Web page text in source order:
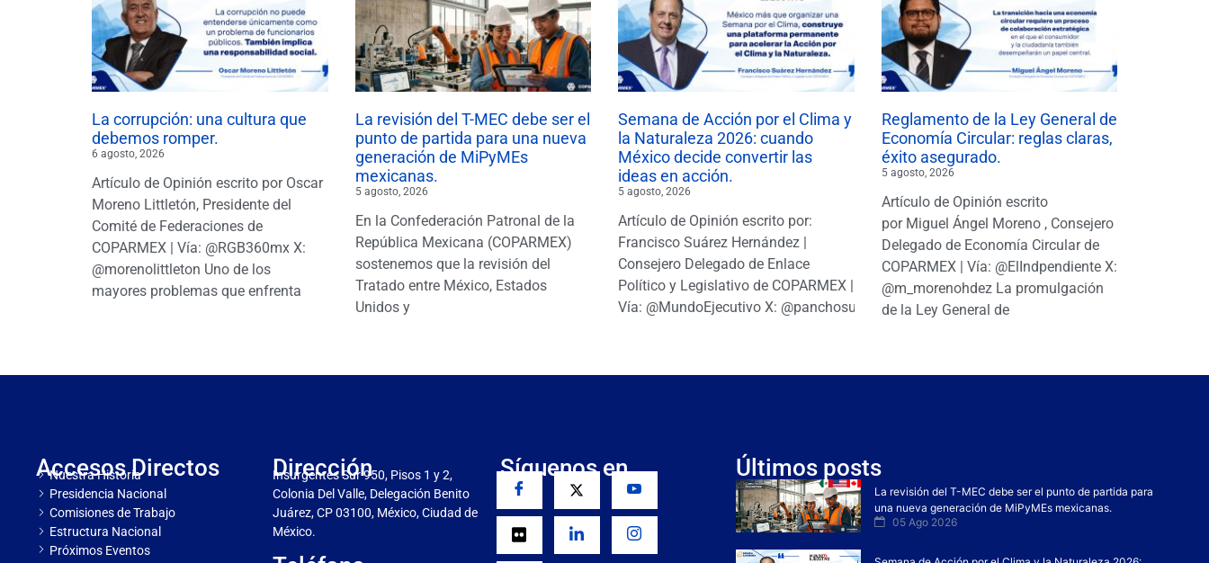
La corrupción: una cultura que
debemos romper.
6 agosto, 2026
Artículo de Opinión escrito por Oscar
Moreno Littletón, Presidente del
Comité de Federaciones de
COPARMEX | Vía: @RGB360mx X:
@morenolittleton Uno de los
mayores problemas que enfrenta
La revisión del T-MEC debe ser el
punto de partida para una nueva
generación de MiPyMEs
mexicanas.
5 agosto, 2026
En la Confederación Patronal de la
República Mexicana (COPARMEX)
sostenemos que la revisión del
Tratado entre México, Estados
Unidos y
Semana de Acción por el Clima y
la Naturaleza 2026: cuando
México decide convertir las
ideas en acción.
5 agosto, 2026
Artículo de Opinión escrito por:
Francisco Suárez Hernández |
Consejero Delegado de Enlace
Político y Legislativo de COPARMEX |
Vía: @MundoEjecutivo X: @panchosuarezh
Reglamento de la Ley General de
Economía Circular: reglas claras,
éxito asegurado.
5 agosto, 2026
Artículo de Opinión escrito
por Miguel Ángel Moreno , Consejero
Delegado de Economía Circular de
COPARMEX | Vía: @ElIndpendiente X:
@m_morenohdez La promulgación
de la Ley General de
Accesos Directos
Nuestra Historia
Presidencia Nacional
Comisiones de Trabajo
Estructura Nacional
Próximos Eventos
Dirección
Insurgentes Sur 950, Pisos 1 y 2,
Colonia Del Valle, Delegación Benito
Juárez, CP 03100, México, Ciudad de
México.
Síguenos en Últimos posts
La revisión del T-MEC debe ser el punto de partida para
una nueva generación de MiPyMEs mexicanas.
05 Ago 2026